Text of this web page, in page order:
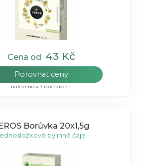
Cena od 43 Kč
Porovnat ceny
nalezeno v 7 obchodech
Borůvka 20x1,5g
bylinné čaje